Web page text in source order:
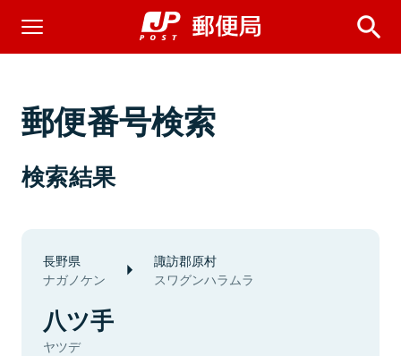
郵便番号検索
検索結果
長野県
ナガノケン
諏訪郡原村
スワグンハラムラ
八ツ手
ヤツデ